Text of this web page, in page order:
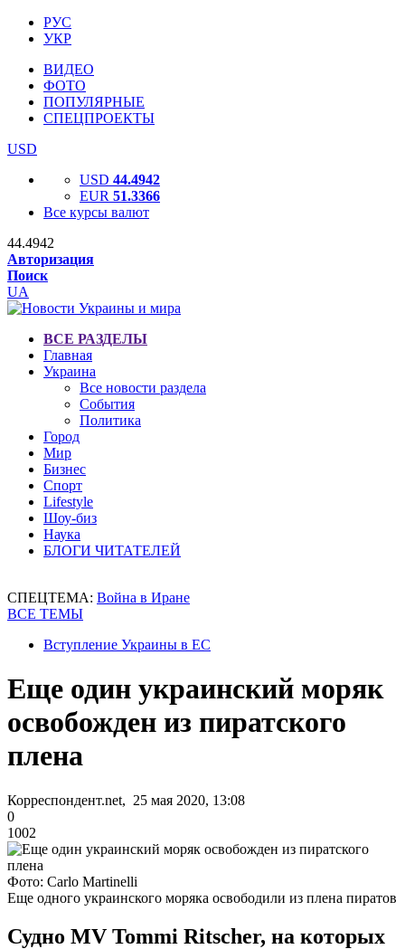
РУС
УКР
ВИДЕО
ФОТО
ПОПУЛЯРНЫЕ
СПЕЦПРОЕКТЫ
USD
USD 44.4942
EUR 51.3366
Все курсы валют
44.4942
Авторизация
Поиск
UA
ВСЕ РАЗДЕЛЫ
Главная
Украина
Все новости раздела
События
Политика
Город
Мир
Бизнес
Спорт
Lifestyle
Шоу-биз
Наука
БЛОГИ ЧИТАТЕЛЕЙ
СПЕЦТЕМА: Война в Иране
ВСЕ ТЕМЫ
Вступление Украины в ЕС
Еще один украинский моряк
освобожден из пиратского
плена
Корреспондент.net, 25 мая 2020, 13:08
0
1002
Фото: Carlo Martinelli
Еще одного украинского моряка освободили из плена пиратов
Судно MV Tommi Ritscher, на которых